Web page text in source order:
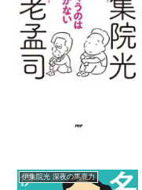
伊集院光 深夜の馬鹿力